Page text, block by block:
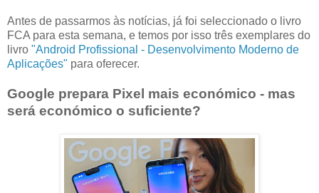
Antes de passarmos às notícias, já foi seleccionado o livro
FCA para esta semana, e temos por isso três exemplares do
livro "Android Profissional - Desenvolvimento Moderno de
Aplicações" para oferecer.
Google prepara Pixel mais económico - mas
será económico o suficiente?